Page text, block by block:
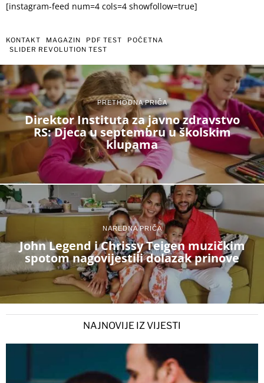
[instagram-feed num=4 cols=4 showfollow=true]
KONTAKT MAGAZIN PDF TEST
POČETNA
SLIDER REVOLUTION TEST
PRETHODNA PRIČA
Direktor Instituta za javno zdravstvo
RS: Djeca u septembru u školskim
klupama
NAREDNA PRIČA
John Legend i Chrissy Teigen muzičkim
spotom nagovijestili dolazak prinove
NAJNOVIJE IZ VIJESTI